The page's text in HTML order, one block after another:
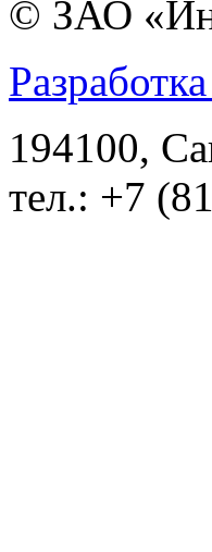
© ЗАО
194100,
тел.: +7